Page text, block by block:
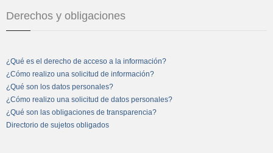
Derechos y obligaciones
¿Qué es el derecho de acceso a la información?
¿Cómo realizo una solicitud de información?
¿Qué son los datos personales?
¿Cómo realizo una solicitud de datos personales?
¿Qué son las obligaciones de transparencia?
Directorio de sujetos obligados